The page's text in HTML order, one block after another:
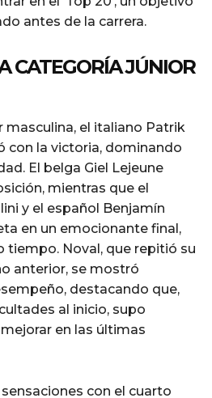
antes de la carrera.
CATEGORÍA JÚNIOR
masculina, el italiano Patrik
con la victoria, dominando
El belga Giel Lejeune
mientras que el
y el español Benjamín
en un emocionante final,
tiempo. Noval, que repitió su
anterior, se mostró
destacando que,
al inicio, supo
en las últimas
con el cuarto